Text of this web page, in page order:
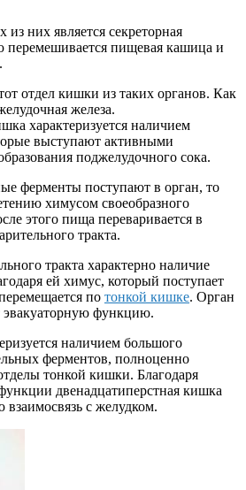
них является секреторная
пищевая кашица и
отдел кишки из таких органов. Как
железа.
характеризуется наличием
выступают активными
поджелудочного сока.
ферменты поступают в орган, то
химусом своеобразного
этого пища переваривается в
тракта.
тракта характерно наличие
ей химус, который поступает
по тонкой кишке. Орган
функцию.
наличием большого
ферментов, полноценно
тонкой кишки. Благодаря
двенадцатиперстная кишка
с желудком.